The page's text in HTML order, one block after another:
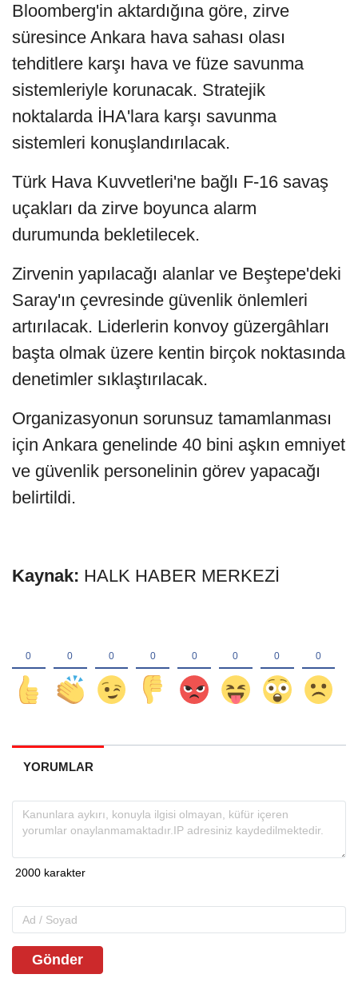
Bloomberg'in aktardığına göre, zirve
süresince Ankara hava sahası olası
tehditlere karşı hava ve füze savunma
sistemleriyle korunacak. Stratejik
noktalarda İHA'lara karşı savunma
sistemleri konuşlandırılacak.
Türk Hava Kuvvetleri'ne bağlı F-16 savaş
uçakları da zirve boyunca alarm
durumunda bekletilecek.
Zirvenin yapılacağı alanlar ve Beştepe'deki
Saray'ın çevresinde güvenlik önlemleri
artırılacak. Liderlerin konvoy güzergâhları
başta olmak üzere kentin birçok noktasında
denetimler sıklaştırılacak.
Organizasyonun sorunsuz tamamlanması
için Ankara genelinde 40 bini aşkın emniyet
ve güvenlik personelinin görev yapacağı
belirtildi.
Kaynak: HALK HABER MERKEZİ
YORUMLAR
Gönder